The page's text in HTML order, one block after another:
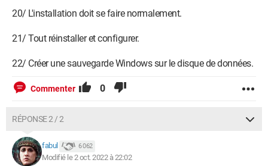
20/ L'installation doit se faire normalement.
21/ Tout réinstaller et configurer.
22/ Créer une sauvegarde Windows sur le disque de données.
Commenter 0
RÉPONSE 2 / 2
fabul 6 062
Modifié le 2 oct. 2022 à 22:02